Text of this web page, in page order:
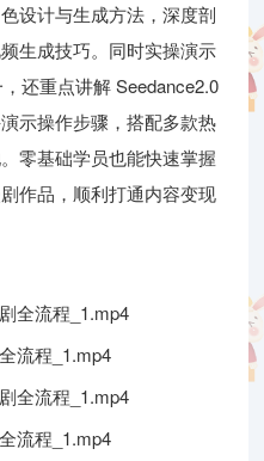
设计与生成方法，深度剖
生成技巧。同时实操演示
还重点讲解 Seedance2.0
示操作步骤，搭配多款热
零基础学员也能快速掌握
作品，顺利打通内容变现
全流程_1.mp4
流程_1.mp4
全流程_1.mp4
流程_1.mp4